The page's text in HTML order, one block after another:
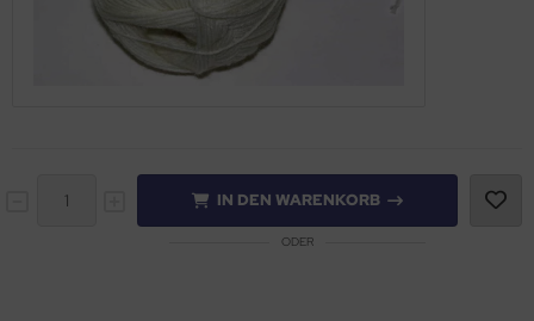
IN DEN WARENKORB
ODER